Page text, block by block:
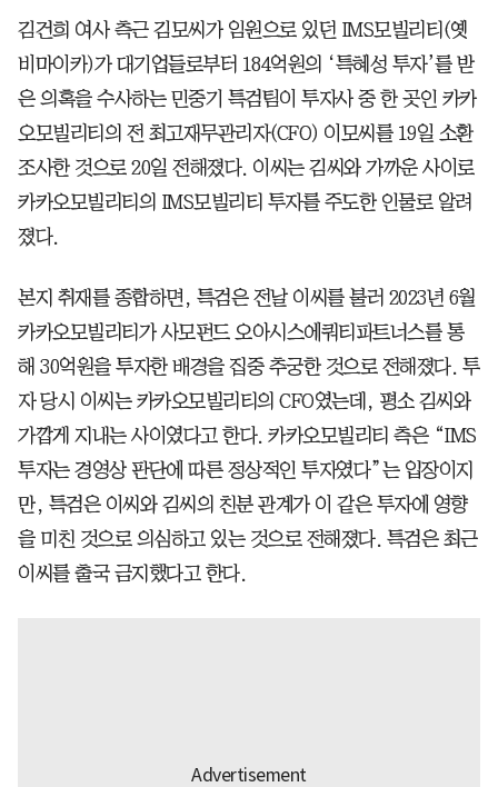
김건희 여사 측근 김모씨가 임원으로 있던 IMS모빌리티(옛
비마이카)가 대기업들로부터 184억원의 ‘특혜성 투자’를 받
은 의혹을 수사하는 민중기 특검팀이 투자사 중 한 곳인 카카
오모빌리티의 전 최고재무관리자(CFO) 이모씨를 19일 소환
조사한 것으로 20일 전해졌다. 이씨는 김씨와 가까운 사이로
카카오모빌리티의 IMS모빌리티 투자를 주도한 인물로 알려
졌다.
본지 취재를 종합하면, 특검은 전날 이씨를 불러 2023년 6월
카카오모빌리티가 사모펀드 오아시스에쿼티파트너스를 통
해 30억원을 투자한 배경을 집중 추궁한 것으로 전해졌다. 투
자 당시 이씨는 카카오모빌리티의 CFO였는데, 평소 김씨와
가깝게 지내는 사이였다고 한다. 카카오모빌리티 측은 “IMS
투자는 경영상 판단에 따른 정상적인 투자였다”는 입장이지
만, 특검은 이씨와 김씨의 친분 관계가 이 같은 투자에 영향
을 미친 것으로 의심하고 있는 것으로 전해졌다. 특검은 최근
이씨를 출국 금지했다고 한다.